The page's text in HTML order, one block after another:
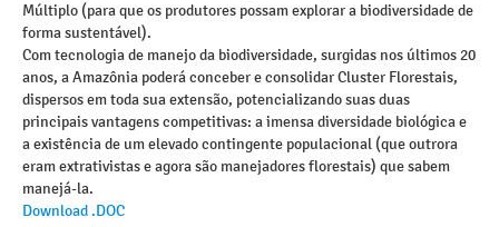
Múltiplo (para que os produtores possam explorar a biodiversidade de
forma sustentável).
Com tecnologia de manejo da biodiversidade, surgidas nos últimos 20
anos, a Amazônia poderá conceber e consolidar Cluster Florestais,
dispersos em toda sua extensão, potencializando suas duas
principais vantagens competitivas: a imensa diversidade biológica e
a existência de um elevado contingente populacional (que outrora
eram extrativistas e agora são manejadores florestais) que sabem
manejá-la.
Download .DOC